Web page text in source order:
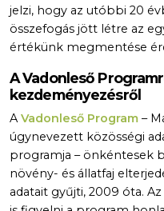
jelzi, hogy az utóbbi 20
összefogás jött létre az
értékünk megmentése
A Vadonleső
kezdeményezésről
AVadonleső Program –
úgynevezett közösségi
programja – önkéntesek
növény- és állatfaj
adatait gyűjti, 2009 óta.